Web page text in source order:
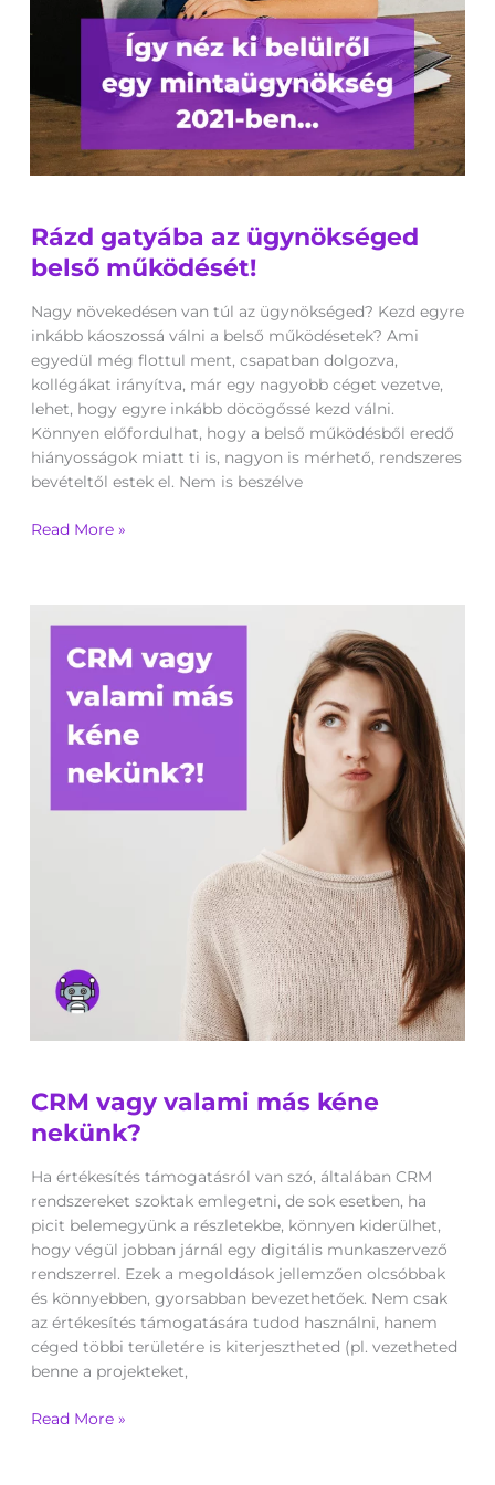
Rázd gatyába az ügynökséged
belső működését!
Nagy növekedésen van túl az ügynökséged? Kezd egyre
inkább káoszossá válni a belső működésetek? Ami
egyedül még flottul ment, csapatban dolgozva,
kollégákat irányítva, már egy nagyobb céget vezetve,
lehet, hogy egyre inkább döcögőssé kezd válni.
Könnyen előfordulhat, hogy a belső működésből eredő
hiányosságok miatt ti is, nagyon is mérhető, rendszeres
bevételtől estek el. Nem is beszélve
gatyába
az
ügynökséged
belső
működését!
Read More »
CRM vagy valami más kéne
nekünk?
Ha értékesítés támogatásról van szó, általában CRM
rendszereket szoktak emlegetni, de sok esetben, ha
picit belemegyünk a részletekbe, könnyen kiderülhet,
hogy végül jobban járnál egy digitális munkaszervező
rendszerrel. Ezek a megoldások jellemzően olcsóbbak
és könnyebben, gyorsabban bevezethetőek. Nem csak
az értékesítés támogatására tudod használni, hanem
céged többi területére is kiterjesztheted (pl. vezetheted
benne a projekteket,
vagy
valami
más
kéne
nekünk?
Read More »